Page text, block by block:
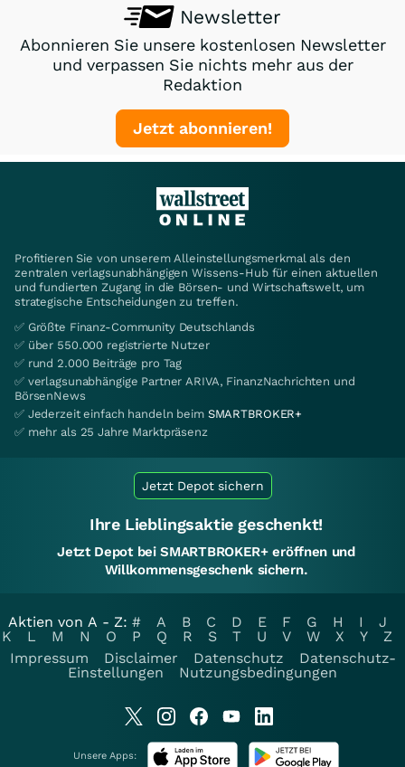
Newsletter
Abonnieren Sie unsere kostenlosen Newsletter
und verpassen Sie nichts mehr aus der
Redaktion
Jetzt abonnieren!
Profitieren Sie von unserem Alleinstellungsmerkmal als den
zentralen verlagsunabhängigen Wissens-Hub für einen aktuellen
und fundierten Zugang in die Börsen- und Wirtschaftswelt, um
strategische Entscheidungen zu treffen.
✅ Größte Finanz-Community Deutschlands
✅ über 550.000 registrierte Nutzer
✅ rund 2.000 Beiträge pro Tag
✅ verlagsunabhängige Partner ARIVA, FinanzNachrichten und
BörsenNews
✅ Jederzeit einfach handeln beim SMARTBROKER+
✅ mehr als 25 Jahre Marktpräsenz
Jetzt Depot sichern
Ihre Lieblingsaktie geschenkt!
Jetzt Depot bei SMARTBROKER+ eröffnen und
Willkommensgeschenk sichern.
Aktien von A - Z: # A B C D E F G H I
J
K
L M N O P Q R S T U V W X Y
Z
Impressum
Disclaimer Datenschutz
Datenschutz-
Einstellungen
Nutzungsbedingungen
Unsere Apps: